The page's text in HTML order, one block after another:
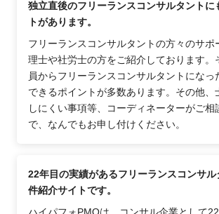
独立直後のフリーランスコンサルタントに
トがあります。
フリーランスコンサルタントの方々のサポ
理士や社労士の方をご紹介しております。
員からフリーランスコンサルタントになっ
できるポイントが多数あります。その他、
しにくい事項等、コーディネーターがご相
で、なんでもお申し付けください。
22年目の実績があるフリーランスコンサ
件紹介サイトです。